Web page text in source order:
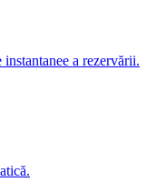
a rezervării.